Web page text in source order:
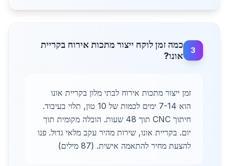
3
כמה זמן לוקח ייצור מתכות אירוח בקריית
אונו?
זמן ייצור מתכות אירוח לבתי מלון בקריית אונו
הוא 7-14 ימים לכמות של 10 טון, תלוי בעיבוד.
חיתוך CNC תוך 48 שעות. הובלה מקומית תוך
יום. בקריית אונו, שירות מהיר עקב מלאי גדול. פנו
להצעת מחיר להתאמה אישית. (87 מילים)